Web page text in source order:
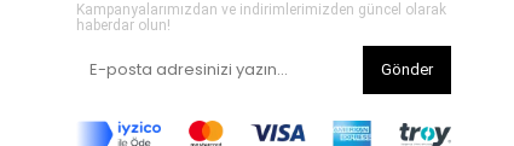
Kampanyalarımızdan ve indirimlerimizden güncel olarak
haberdar olun!
Gönder